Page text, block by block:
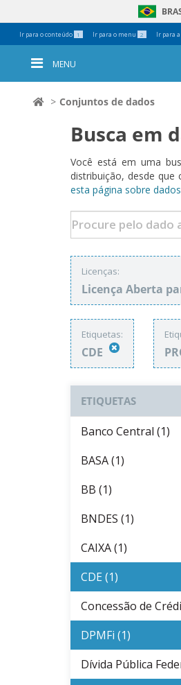
Ir para o conteúdo 1 Ir para o menu 2 Ir para
MENU
Conjuntos de dados
Busca em
Você está em uma
distribuição, desde
esta página sobre
Licenças:
Licença Aberta
Etiquetas:
CDE
ETIQUETAS
Banco Central (1)
BASA (1)
BB (1)
BNDES (1)
CAIXA (1)
CDE (1)
Concessão de
DPMFi (1)
Dívida Pública